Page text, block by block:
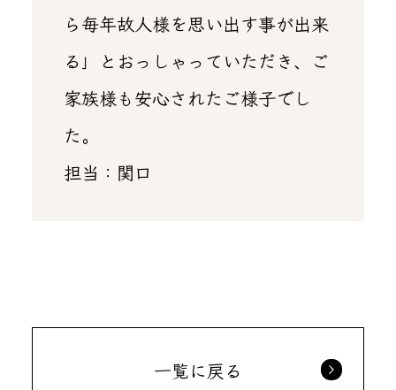
ら毎年故人様を思い出す事が出来
る」とおっしゃっていただき、ご
家族様も安心されたご様子でし
た。
担当：関口
一覧に戻る